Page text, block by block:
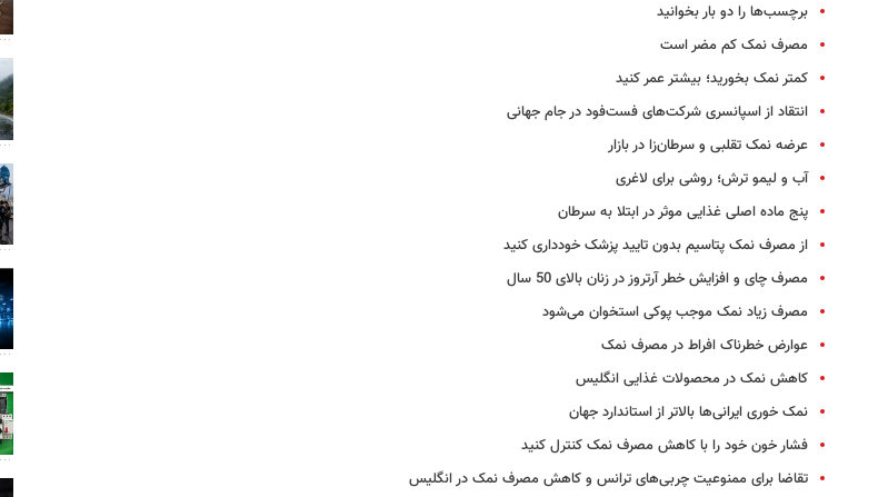
برچسب‌ها را دو بار بخوانید
مصرف ‌نمک کم مضر است
کمتر نمک بخورید؛ بیشتر عمر کنید
انتقاد از اسپانسری شرکت‌های فست‌فود در جام جهانی
عرضه نمک تقلبی و سرطان‌زا در بازار
آب و لیمو ترش؛ روشی برای لاغری
پنج ماده اصلی غذایی موثر در ابتلا به سرطان
از مصرف نمک پتاسیم بدون تایید پزشک خودداری کنید
مصرف چای و افزایش خطر آرتروز در زنان بالای 50 سال
مصرف زیاد نمک موجب پوکی استخوان می‌شود
عوارض خطرناک افراط در مصرف نمک
کاهش نمک در محصولات غذایی انگلیس
نمک خوری ایرانی‌ها بالاتر از استاندارد جهان
فشار خون خود را با کاهش مصرف نمک کنترل کنید
تقاضا برای ممنوعیت چربی‌های ترانس و کاهش مصرف نمک در انگلیس